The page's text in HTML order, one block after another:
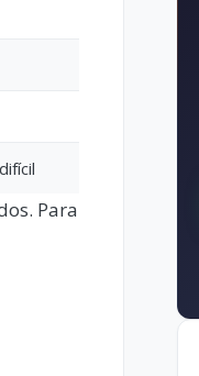
Para